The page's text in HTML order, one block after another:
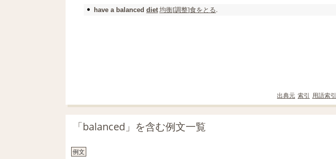
have a balanced diet 均衡[調整]食をとる.
出典元 索引 用語索引
「balanced」を含む例文一覧
例文